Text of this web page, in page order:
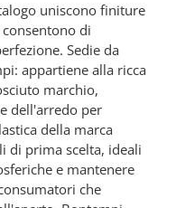
uniscono finiture
di
Sedie da
appartiene alla ricca
marchio,
dell'arredo per
della marca
di prima scelta, ideali
e mantenere
che